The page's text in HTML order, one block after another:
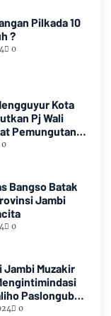
Pilkada 10
?
0
Pj Wali
0
Bangso Batak
Jambi
0
Jambi Muzakir
Paslongub
0